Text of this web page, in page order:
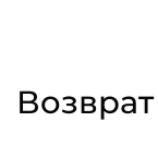
Возврат